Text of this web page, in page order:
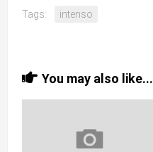
Tags: intenso
You may also like...